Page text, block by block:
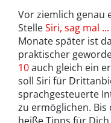
Vor ziemlich genau
StelleSiri, sag mal ...
Monate später ist
praktischer
10auch gleich ein
soll Siri für
sprachgesteuerte
zu ermöglichen.